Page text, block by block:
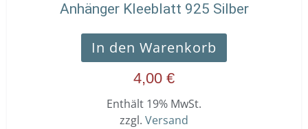
Anhänger Kleeblatt 925 Silber
In den Warenkorb
4,00 €
Enthält 19% MwSt.
zzgl. Versand